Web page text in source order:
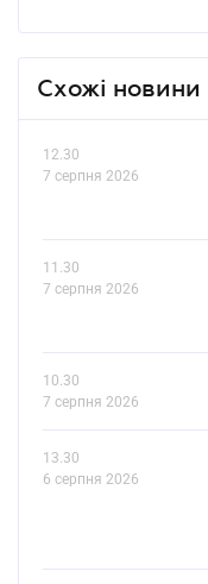
Схожі новини
12.30
7 серпня 2026
11.30
7 серпня 2026
10.30
7 серпня 2026
13.30
6 серпня 2026